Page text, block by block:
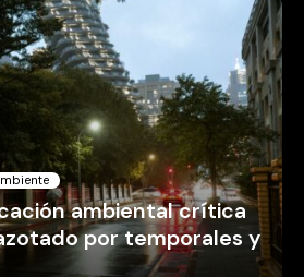
ambiental crítica
por temporales y